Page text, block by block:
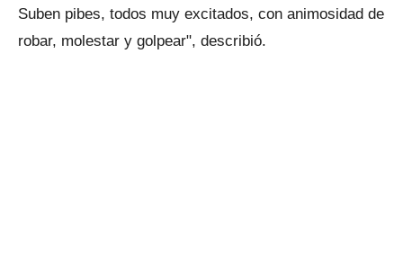
Suben pibes, todos muy excitados, con animosidad de
robar, molestar y golpear", describió.